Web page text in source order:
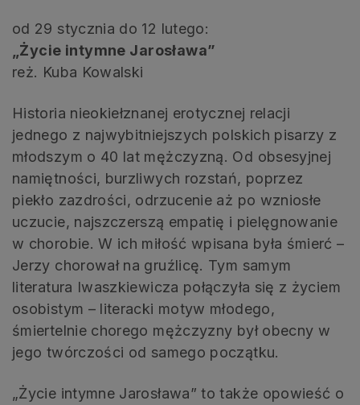
od 29 stycznia do 12 lutego:
„Życie intymne Jarosława”
reż. Kuba Kowalski
Historia nieokiełznanej erotycznej relacji
jednego z najwybitniejszych polskich pisarzy z
młodszym o 40 lat mężczyzną. Od obsesyjnej
namiętności, burzliwych rozstań, poprzez
piekło zazdrości, odrzucenie aż po wzniosłe
uczucie, najszczerszą empatię i pielęgnowanie
w chorobie. W ich miłość wpisana była śmierć –
Jerzy chorował na gruźlicę. Tym samym
literatura Iwaszkiewicza połączyła się z życiem
osobistym – literacki motyw młodego,
śmiertelnie chorego mężczyzny był obecny w
jego twórczości od samego początku.
„Życie intymne Jarosława” to także opowieść o